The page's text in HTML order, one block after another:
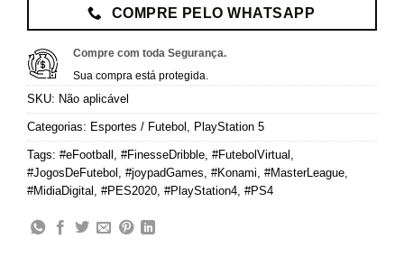
COMPRE PELO WHATSAPP
Compre com toda Segurança.
Sua compra está protegida.
SKU: Não aplicável
Categorias: Esportes / Futebol PlayStation 5
Tags: #eFootball #FinesseDribble #FutebolVirtual
#JogosDeFutebol
#joypadGames #Konami #MasterLeague
#MidiaDigital
#PES2020 #PlayStation4 #PS4